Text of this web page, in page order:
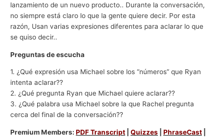
lanzamiento de un nuevo producto.. Durante la conversación,
no siempre está claro lo que la gente quiere decir. Por esta
razón, Usan varias expresiones diferentes para aclarar lo que
se quiso decir..
Preguntas de escucha
1. ¿Qué expresión usa Michael sobre los “números” que Ryan
intenta aclarar??
2. ¿Qué pregunta Ryan que Michael quiere aclarar??
3. ¿Qué palabra usa Michael sobre la que Rachel pregunta
cerca del final de la conversación??
Premium Members:PDF Transcript |Quizzes |PhraseCast